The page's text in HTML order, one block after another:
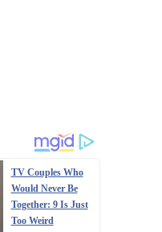
TV Couples Who
Would Never Be
Together: 9 Is Just
Too Weird